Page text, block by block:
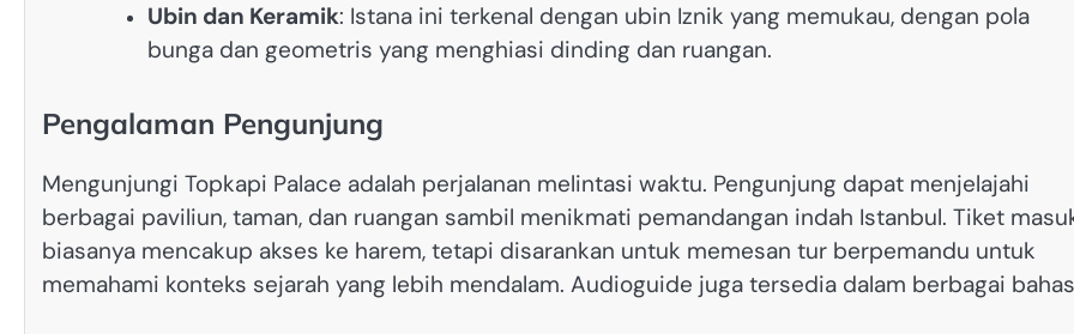
Ubin dan Keramik: Istana ini terkenal dengan ubin Iznik yang memukau, dengan pola
bunga dan geometris yang menghiasi dinding dan ruangan.
Pengalaman Pengunjung
Mengunjungi Topkapi Palace adalah perjalanan melintasi waktu. Pengunjung dapat menjelajahi
berbagai paviliun, taman, dan ruangan sambil menikmati pemandangan indah Istanbul. Tiket
biasanya mencakup akses ke harem, tetapi disarankan untuk memesan tur berpemandu untuk
memahami konteks sejarah yang lebih mendalam. Audioguide juga tersedia dalam berbagai